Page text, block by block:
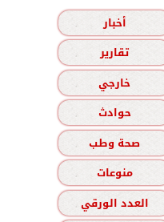
أخبار
تقارير
خارجي
حوادث
صحة وطب
منوعات
العدد الورقي